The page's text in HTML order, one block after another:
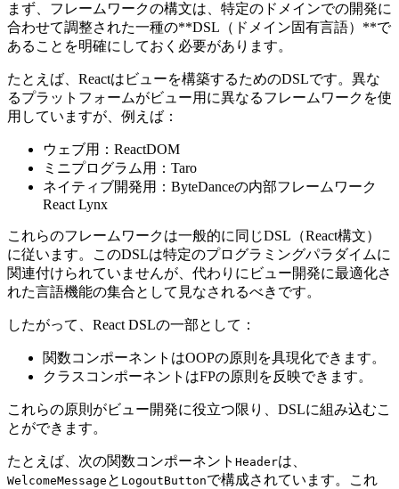
まず、フレームワークの構文は、特定のドメインでの開発に
合わせて調整された一種の**DSL（ドメイン固有言語）**で
あることを明確にしておく必要があります。
たとえば、Reactはビューを構築するためのDSLです。異な
るプラットフォームがビュー用に異なるフレームワークを使
用していますが、例えば：
ウェブ用：ReactDOM
ミニプログラム用：Taro
ネイティブ開発用：ByteDanceの内部フレームワーク
React Lynx
これらのフレームワークは一般的に同じDSL（React構文）
に従います。このDSLは特定のプログラミングパラダイムに
関連付けられていませんが、代わりにビュー開発に最適化さ
れた言語機能の集合として見なされるべきです。
したがって、React DSLの一部として：
関数コンポーネントはOOPの原則を具現化できます。
クラスコンポーネントはFPの原則を反映できます。
これらの原則がビュー開発に役立つ限り、DSLに組み込むこ
とができます。
たとえば、次の関数コンポーネント Headerは、
WelcomeMessage と LogoutButtonで構成されています。これ